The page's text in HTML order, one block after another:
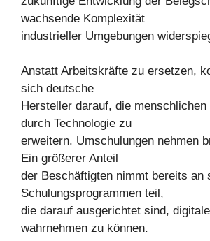
wachsende Komplexität
industrieller Umgebungen
Anstatt Arbeitskräfte zu ersetzen,
sich deutsche
Hersteller darauf, die
durch Technologie zu
erweitern. Umschulungen nehmen
Ein größerer Anteil
der Beschäftigten nimmt bereits an
Schulungsprogrammen teil,
die darauf ausgerichtet sind,
wahrnehmen zu können.